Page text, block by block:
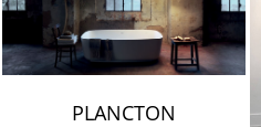
PLANCTON